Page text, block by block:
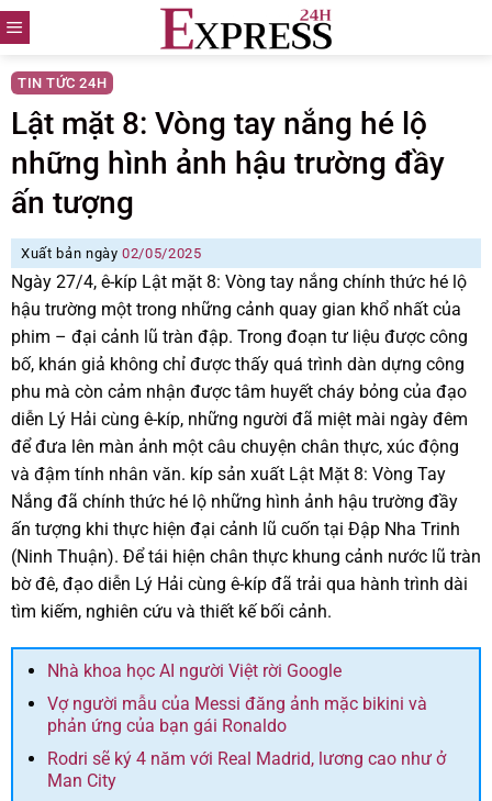
Skip
to
content
TIN TỨC 24H
Lật mặt 8: Vòng tay nắng hé lộ
những hình ảnh hậu trường đầy
ấn tượng
Xuất bản ngày02/05/2025
Ngày 27/4, ê-kíp Lật mặt 8: Vòng tay nắng chính thức hé lộ
hậu trường một trong những cảnh quay gian khổ nhất của
phim – đại cảnh lũ tràn đập. Trong đoạn tư liệu được công
bố, khán giả không chỉ được thấy quá trình dàn dựng công
phu mà còn cảm nhận được tâm huyết cháy bỏng của đạo
diễn Lý Hải cùng ê-kíp, những người đã miệt mài ngày đêm
để đưa lên màn ảnh một câu chuyện chân thực, xúc động
và đậm tính nhân văn. kíp sản xuất Lật Mặt 8: Vòng Tay
Nắng đã chính thức hé lộ những hình ảnh hậu trường đầy
ấn tượng khi thực hiện đại cảnh lũ cuốn tại Đập Nha Trinh
(Ninh Thuận). Để tái hiện chân thực khung cảnh nước lũ tràn
bờ đê, đạo diễn Lý Hải cùng ê-kíp đã trải qua hành trình dài
tìm kiếm, nghiên cứu và thiết kế bối cảnh.
Nhà khoa học AI người Việt rời Google
Vợ người mẫu của Messi đăng ảnh mặc bikini và
phản ứng của bạn gái Ronaldo
Rodri sẽ ký 4 năm với Real Madrid, lương cao như ở
Man City